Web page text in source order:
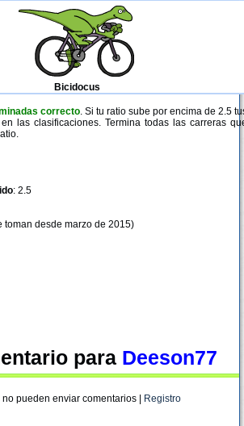
Bicidocus
correcto. Si tu ratio sube por encima de 2.5
las clasificaciones. Termina todas las carreras
: 2.5
toman desde marzo de 2015)
para Deeson77
pueden enviar comentarios | Registro